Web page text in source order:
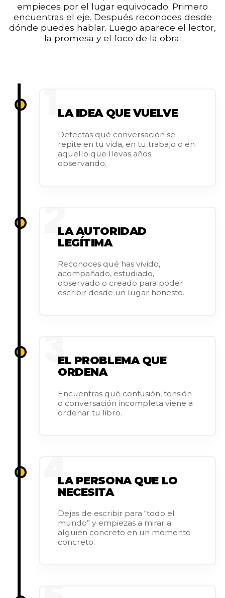
empieces por el lugar equivocado. Primero
encuentras el eje. Después reconoces desde
dónde puedes hablar. Luego aparece el lector,
la promesa y el foco de la obra.
LA IDEA QUE VUELVE
Detectas qué conversación se
repite en tu vida, en tu trabajo o en
aquello que llevas años
observando.
2
LA AUTORIDAD
LEGÍTIMA
Reconoces qué has vivido,
acompañado, estudiado,
observado o creado para poder
escribir desde un lugar honesto.
3
EL PROBLEMA QUE
ORDENA
Encuentras qué confusión, tensión
o conversación incompleta viene a
ordenar tu libro.
4
LA PERSONA QUE LO
NECESITA
Dejas de escribir para “todo el
mundo” y empiezas a mirar a
alguien concreto en un momento
concreto.